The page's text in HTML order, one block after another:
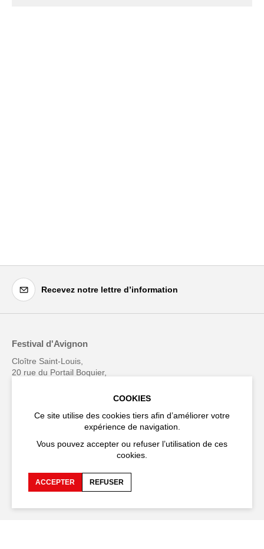
Recevez notre lettre d’information
Festival d'Avignon
Cloître Saint-Louis,
20 rue du Portail Boquier,
+33 (0)4 90 27 66 50
Accessibilité
Recrutements et appels
COOKIES
Ce site utilise des cookies tiers afin d’améliorer votre
expérience de navigation.
Vous pouvez accepter ou refuser l’utilisation de ces
cookies.
ACCEPTER REFUSER